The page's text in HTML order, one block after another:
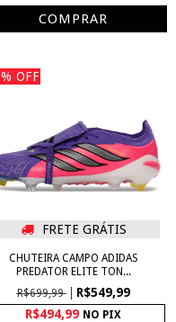
COMPRAR
% OFF
FRETE GRÁTIS
CHUTEIRA CAMPO ADIDAS
PREDATOR ELITE TON...
R$699,99
R$549,99
R$494,99 NO PIX